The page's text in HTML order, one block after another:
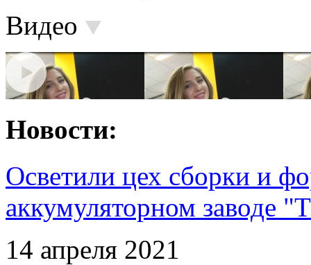
Видео
Новости:
Осветили цех сборки и
аккумуляторном заводе
14 апреля 2021